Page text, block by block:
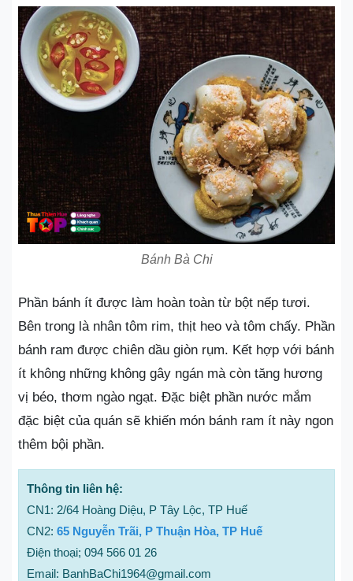
Bánh Bà Chi
Phần bánh ít được làm hoàn toàn từ bột nếp tươi.
Bên trong là nhân tôm rim, thịt heo và tôm chấy. Phần
bánh ram được chiên dầu giòn rụm. Kết hợp với bánh
ít không những không gây ngán mà còn tăng hương
vị béo, thơm ngào ngạt. Đặc biệt phần nước mắm
đặc biệt của quán sẽ khiến món bánh ram ít này ngon
thêm bội phần.
Thông tin liên hệ:
CN1: 2/64 Hoàng Diệu, P Tây Lộc, TP Huế
CN2: 65 Nguyễn Trãi, P Thuận Hòa, TP Huế
Điện thoại; 094 566 01 26
Email: BanhBaChi1964@gmail.com